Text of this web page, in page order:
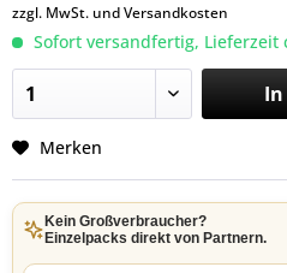
zzgl. MwSt. undVersandkosten
Sofort versandfertig, Lieferzeit
Merken
Kein Großverbraucher?
Einzelpacks direkt von Partnern.